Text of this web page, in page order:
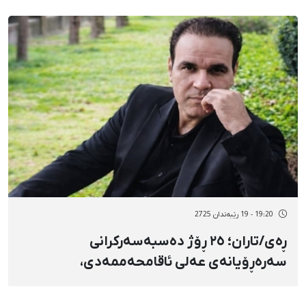
19:20 - 19 رێبەندان 2725
ڕەی/تاران؛ ٢٥ ڕۆژ دەسبەسەرکرانی
سەرەڕۆیانەی عەلی ئاقامحەممەدی،